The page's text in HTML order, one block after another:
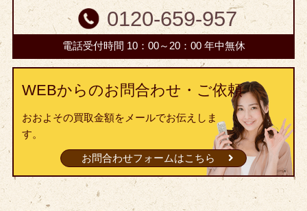
0120-659-957
電話受付時間 10：00～20：00 年中無休
WEBからのお問合わせ・ご依頼
おおよその買取金額をメールでお伝えしま
す。
お問合わせフォームはこちら